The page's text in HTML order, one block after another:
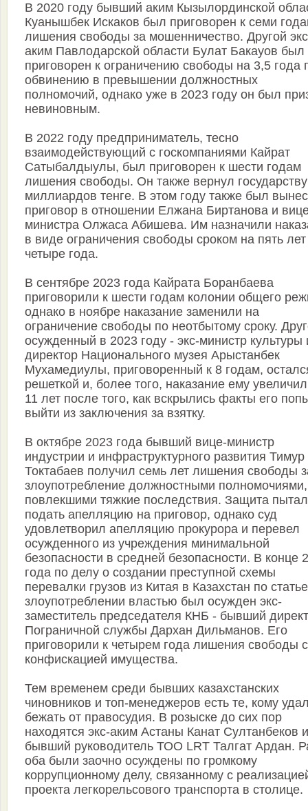
В 2020 году бывший аким Кызылординской
Куанышбек Искаков был приговорен к семи
лишения свободы за мошенничество. Другой
аким Павлодарской области Булат Бакауов был
приговорен к ограничению свободы на 3,5 года
обвинению в превышении должностных
полномочий, однако уже в 2023 году он был
невиновным.
В 2022 году предприниматель, тесно
взаимодействующий с госкомпаниями Кайрат
Сатыбалдыулы, был приговорен к шести годам
лишения свободы. Он также вернул
миллиардов тенге. В этом году также был
приговор в отношении Елжана Биртанова и
министра Олжаса Абишева. Им назначили
в виде ограничения свободы сроком на пять
четыре года.
В сентябре 2023 года Кайрата Боранбаева
приговорили к шести годам колонии общего
однако в ноябре наказание заменили на
ограничение свободы по неотбытому сроку.
осужденный в 2023 году - экс-министр культуры
директор Национального музея Арыстанбек
Мухамедиулы, приговоренный к 8 годам,
решеткой и, более того, наказание ему
11 лет после того, как вскрылись факты его
выйти из заключения за взятку.
В октябре 2023 года бывший вице-министр
индустрии и инфраструктурного развития Тимур
Токтабаев получил семь лет лишения свободы
злоупотребление должностными полномочиями,
повлекшими тяжкие последствия. Защита
подать апелляцию на приговор, однако суд
удовлетворил апелляцию прокурора и перевел
осужденного из учреждения минимальной
безопасности в средней безопасности. В конце
года по делу о создании преступной схемы
перевалки грузов из Китая в Казахстан по
злоупотреблении властью был осужден экс-
заместитель председателя КНБ - бывший
Пограничной службы Дархан Дильманов. Его
приговорили к четырем года лишения свободы с
конфискацией имущества.
Тем временем среди бывших казахстанских
чиновников и топ-менеджеров есть те, кому
бежать от правосудия. В розыске до сих пор
находятся экс-аким Астаны Канат Султанбеков и
бывший руководитель ТОО LRT Талгат Ардан.
оба были заочно осуждены по громкому
коррупционному делу, связанному с
проекта легкорельсового транспорта в столице.